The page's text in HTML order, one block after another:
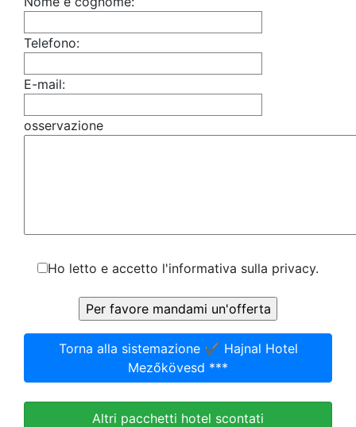
Telefono:
E-mail:
osservazione
Ho letto e accetto l'informativa sulla privacy.
Torna alla sistemazione ✔️ Hajnal Hotel
Mezőkövesd ***
Altri pacchetti hotel scontati